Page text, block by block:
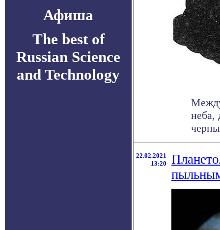
Афиша
The best of
Russian Science
and Technology
неба,
22.02.2021
13:20